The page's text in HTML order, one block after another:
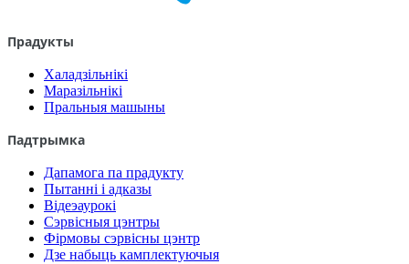
Прадукты
Халадзільнікі
Маразільнікі
Пральныя машыны
Падтрымка
Дапамога па прадукту
Пытанні і адказы
Відеэаурокі
Сэрвісныя цэнтры
Фірмовы сэрвісны цэнтр
Дзе набыць камплектуючыя